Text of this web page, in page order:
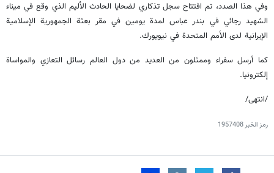
وفي هذا الصدد، تم افتتاح سجل تذكاري لضحايا الحادث الأليم الذي وقع في ميناء
الشهيد رجائي في بندر عباس لمدة يومين في مقر بعثة الجمهورية الإسلامية
الإيرانية لدى الأمم المتحدة في نيويورك.
كما أرسل سفراء وممثلون من العديد من دول العالم رسائل التعازي والمواساة
إلكترونيا.
/انتهى/
رمز الخبر1957408